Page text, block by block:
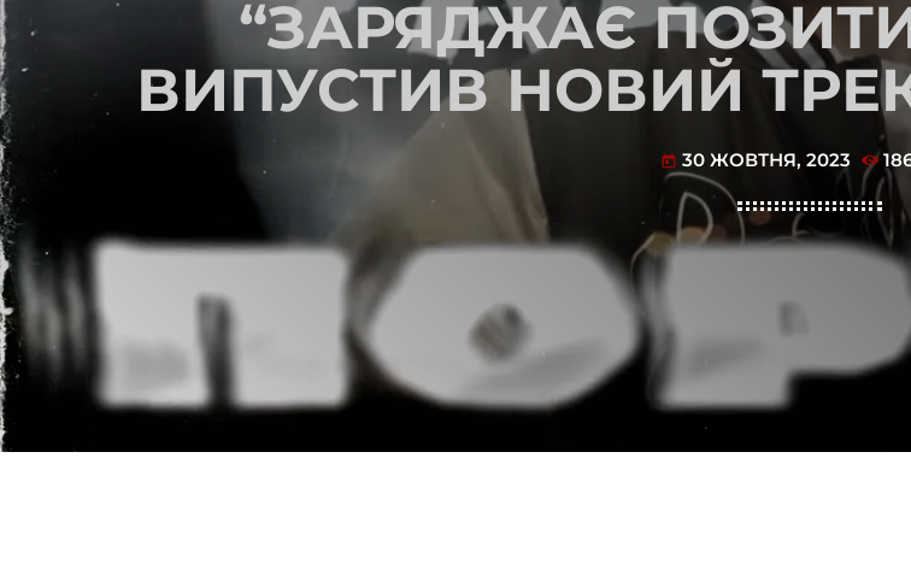
“ЗАРЯДЖАЄ
ВИПУСТИВ НОВИЙ
today 30 ЖОВТНЯ, 2023